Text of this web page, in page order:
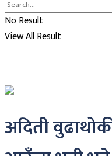
No Result
View All Result
अदिती